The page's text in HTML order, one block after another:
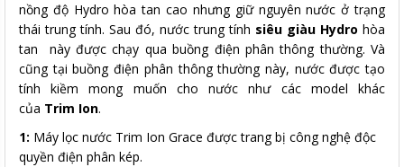
nồng độ Hydro hòa tan cao nhưng giữ nguyên nước ở trạng
thái trung tính. Sau đó, nước trung tính siêu giàu Hydro hòa
tan này được chạy qua buồng điện phân thông thường. Và
cũng tại buồng điện phân thông thường này, nước được tạo
tính kiềm mong muốn cho nước như các model khác
của Trim Ion.
1: Máy lọc nước Trim Ion Grace được trang bị công nghệ độc
quyền điện phân kép.